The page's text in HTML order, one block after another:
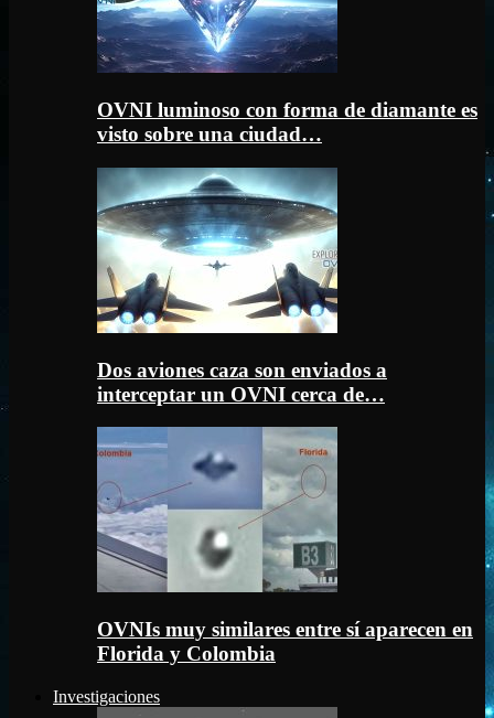
OVNI luminoso con forma de diamante es
visto sobre una ciudad…
Dos aviones caza son enviados a
interceptar un OVNI cerca de…
OVNIs muy similares entre sí aparecen en
Florida y Colombia
Investigaciones